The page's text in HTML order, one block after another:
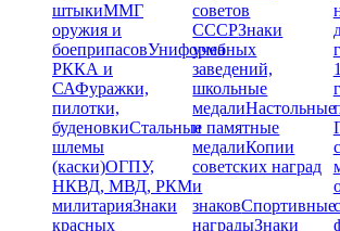
штыкиММГ
оружия и
боеприпасовУниформа
РККА и
САФуражки,
пилотки,
буденовкиСтальные
шлемы
(каски)ОГПУ,
НКВД, МВД, РКМ
милитарияЗнаки
красных
советов
СССРЗнаки
учебных
заведений,
школьные
медалиНастольные
и памятные
медалиКопии
советских наград
и
знаковСпортивные
наградыЗнаки